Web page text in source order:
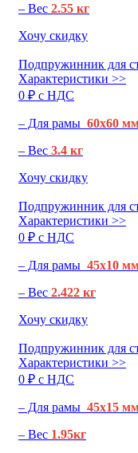
– Вес 2.55 кг
Хочу скидку
Подпружинник для
Характеристики >>
0 ₽ c НДС
– Для рамы 60х60
– Вес 3.4 кг
Хочу скидку
Подпружинник для
Характеристики >>
0 ₽ c НДС
– Для рамы 45х10
– Вес 2.422 кг
Хочу скидку
Подпружинник для
Характеристики >>
0 ₽ c НДС
– Для рамы 45х15
– Вес 1.95кг